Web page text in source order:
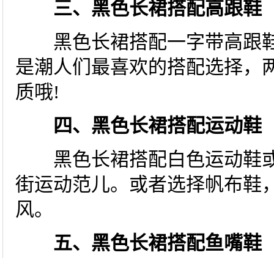
三、黑色长裙搭配高跟鞋
黑色长裙搭配一字带高跟
是潮人们最喜欢的搭配选择，
质哦!
四、黑色长裙搭配运动鞋
黑色长裙搭配白色运动鞋
街运动范儿。或者选择帆布鞋
风。
五、黑色长裙搭配鱼嘴鞋